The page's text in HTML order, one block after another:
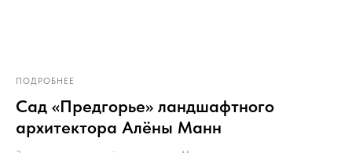
ПОДРОБНЕЕ
Сад «Предгорье» ландшафтного
архитектора Алёны Манн